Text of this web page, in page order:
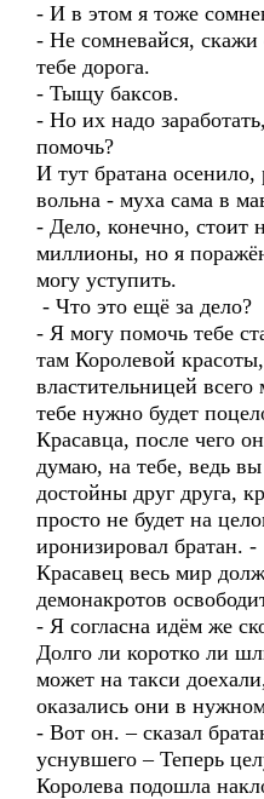
- И в этом я тоже
- Не сомневайся, скажи
тебе дорога.
- Тыщу баксов.
- Но их надо
помочь?
И тут братана
вольна - муха сама в
- Дело, конечно, стоит
миллионы, но я
могу уступить.
- Что это ещё за дело?
- Я могу помочь тебе
там Королевой
властительницей
тебе нужно будет
Красавца, после чего
думаю, на тебе, ведь
достойны друг друга,
просто не будет на
иронизировал
Красавец весь мир
демонакротов
- Я согласна идём же
Долго ли коротко ли
может на такси
оказались они в
- Вот он. – сказал
уснувшего – Теперь
Королева подошла